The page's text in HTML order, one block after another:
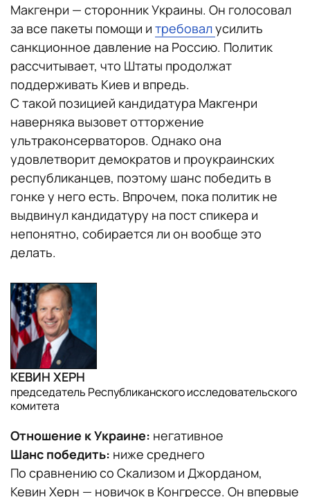
Макгенри — сторонник Украины. Он голосовал
за все пакеты помощи и требовалусилить
санкционное давление на Россию. Политик
рассчитывает, что Штаты продолжат
поддерживать Киев и впредь.
С такой позицией кандидатура Макгенри
наверняка вызовет отторжение
ультраконсерваторов. Однако она
удовлетворит демократов и проукраинских
республиканцев, поэтому шанс победить в
гонке у него есть. Впрочем, пока политик не
выдвинул кандидатуру на пост спикера и
непонятно, собирается ли он вообще это
делать.
КЕВИН ХЕРН
председатель Республиканского исследовательского
комитета
Отношение к Украине: негативное
Шанс победить: ниже среднего
По сравнению со Скализом и Джорданом,
Кевин Херн — новичок в Конгрессе. Он впервые